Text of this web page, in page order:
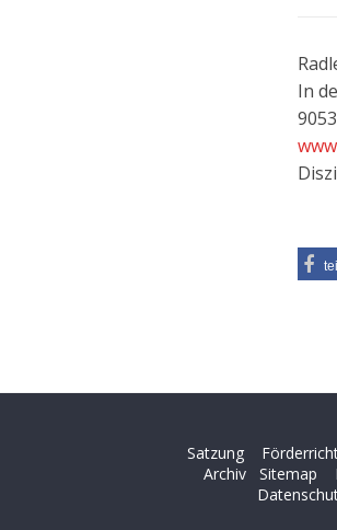
In
Satzung
Archiv
Sitemap